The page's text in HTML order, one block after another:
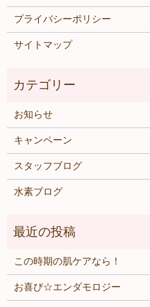
プライバシーポリシー
サイトマップ
お知らせ
キャンペーン
スタッフブログ
水素ブログ
この時期の肌ケアなら！
お喜び☆エンダモロジー